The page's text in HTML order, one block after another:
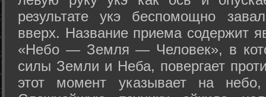
результате укэ беспомощно
вверх. Название приема содержит
«Небо — Земля — Человек», в
силы Земли и Неба, повергает
этот момент указывает на